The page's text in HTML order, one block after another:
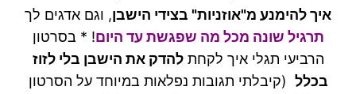
איך להימנע מ"אוזניות" בצידי הישבן, וגם אדגים לך
תרגיל שונה מכל מה שפגשת עד היום! * בסרטון
הרביעי תגלי איך לקחתלהדק את הישבן בלי לזוז
בכלל (קיבלתי תגובות נפלאות במיוחד על הסרטון